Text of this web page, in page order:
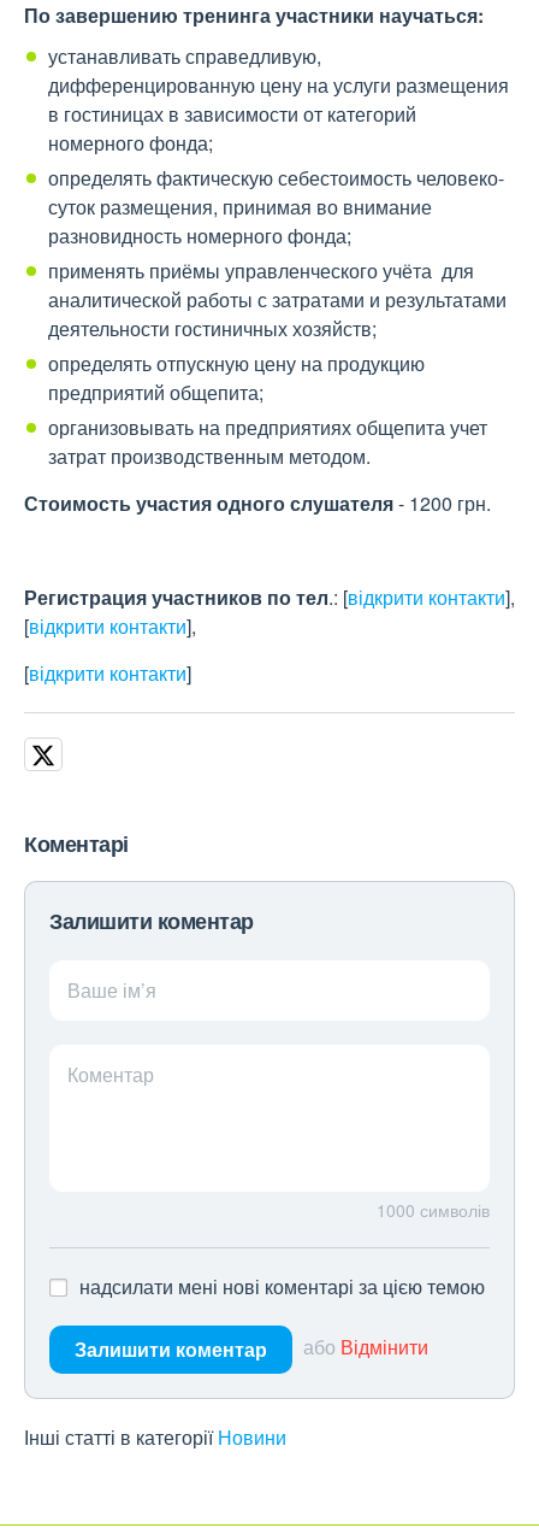
По завершению тренинга участники научаться:
устанавливать справедливую,
дифференцированную цену на услуги размещения
в гостиницах в зависимости от категорий
номерного фонда;
определять фактическую себестоимость человеко-
суток размещения, принимая во внимание
разновидность номерного фонда;
применять приёмы управленческого учёта для
аналитической работы с затратами и результатами
деятельности гостиничных хозяйств;
определять отпускную цену на продукцию
предприятий общепита;
организовывать на предприятиях общепита учет
затрат производственным методом.
Стоимость участия одного слушателя- 1200 грн.
Регистрация участников по тел.: [відкрити контакти],
[відкрити контакти],
[відкрити контакти]
Коментарі
Залишити коментар
Ваше ім’я
Коментар
1000 символів
надсилати мені нові коментарі за цією темою
Залишити коментар або Відмінити
Інші статті в категорії Новини